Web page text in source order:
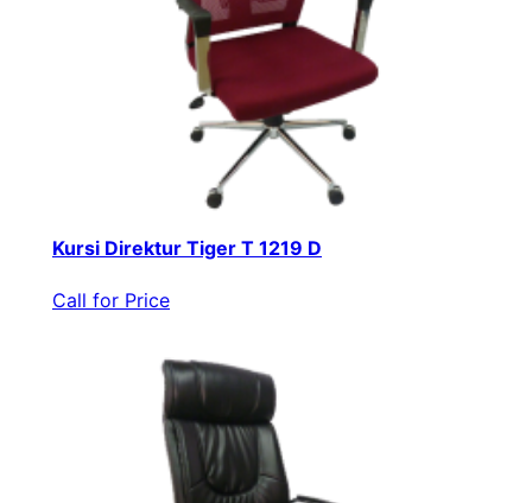
Kursi Direktur Tiger T 1219 D
Call for Price